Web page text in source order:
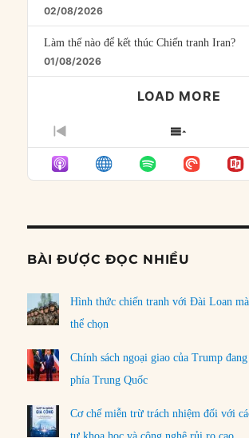
02/08/2026
Làm thế nào để kết thúc Chiến tranh Iran?
01/08/2026
LOAD MORE
PREVIOUS
EPISODE
SHOW
LIST
BÀI ĐƯỢC ĐỌC NHIỀU
Hình thức chiến tranh với Đài Loan
thể chọn
Chính sách ngoại giao của Trump
phía Trung Quốc
Cơ chế miễn trừ trách nhiệm đối với